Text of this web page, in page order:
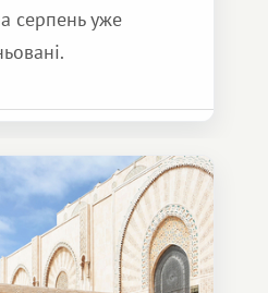
серпень уже